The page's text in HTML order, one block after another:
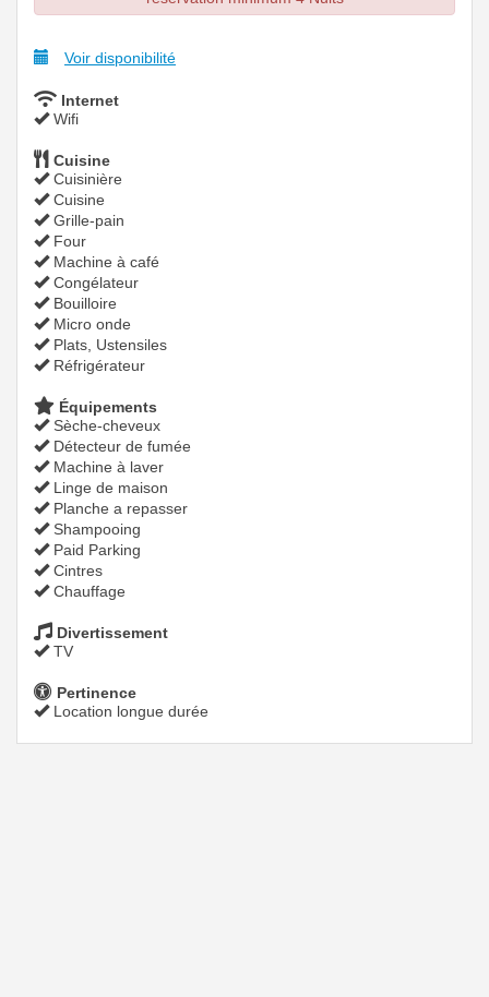
Voir disponibilité
Internet
Wifi
Cuisine
Cuisinière
Cuisine
Grille-pain
Four
Machine à café
Congélateur
Bouilloire
Micro onde
Plats, Ustensiles
Réfrigérateur
Équipements
Sèche-cheveux
Détecteur de fumée
Machine à laver
Linge de maison
Planche a repasser
Shampooing
Paid Parking
Cintres
Chauffage
Divertissement
TV
Pertinence
Location longue durée